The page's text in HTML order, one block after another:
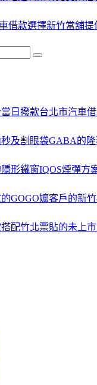
借款選擇新竹當舖
日撥款台北市汽車
及割眼袋GABA的
形鐵窗IQOS煙彈方
GOGO嬤客戶的新
配竹北票貼的未上